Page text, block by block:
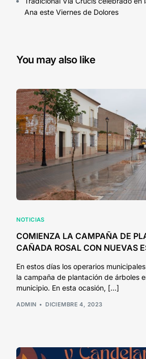
Ana este Viernes de Dolores
You may also like
NOTICIAS
COMIENZA LA CAMPAÑA DE
CAÑADA ROSAL CON NUEVAS
En estos días los operarios
la campaña de plantación de árboles
municipio. En esta ocasión, […]
ADMIN DICIEMBRE 4, 2023